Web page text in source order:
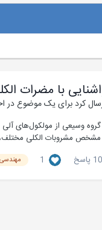
با مضرات
کرد برای یک موضوع در
مشخص مشروبات الکلی
1